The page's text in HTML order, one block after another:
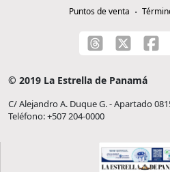
Puntos de venta
© 2019 La Estrella de Panamá
C/ Alejandro A. Duque G. - Apartado
Teléfono: +507 204-0000